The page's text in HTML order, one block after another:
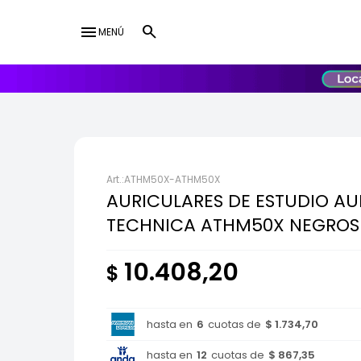
menuMENÚ
ATHM50X-ATHM50X
AURICULARES DE ESTUDIO
TECHNICA ATHM50X NEGROS
$ 10.408,20
hasta en 6 cuotas de $ 1.734,70
hasta en 12 cuotas de $ 867,35